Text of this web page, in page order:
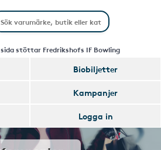
sida stöttar Fredrikshofs IF Bowling
Biobiljetter
Kampanjer
Logga in